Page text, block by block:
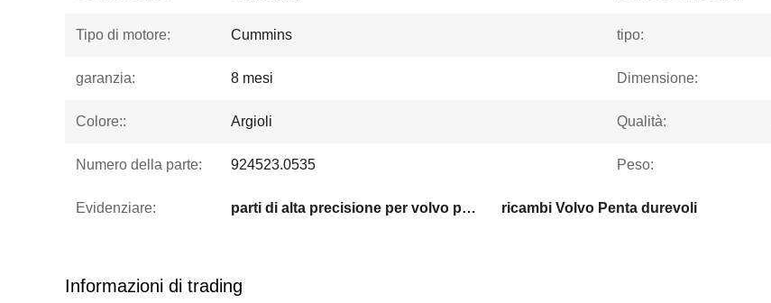
Tipo di motore: Cummins tipo:
garanzia: 8 mesi Dimensione:
Colore:: Argioli Qualità:
Numero della parte: 924523.0535 Peso:
Evidenziare: parti di alta precisione per volvo penta ricambi Volvo Penta durevoli
Informazioni di trading